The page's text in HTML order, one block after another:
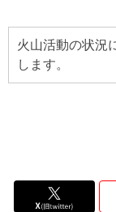
火山活動の状況
します。